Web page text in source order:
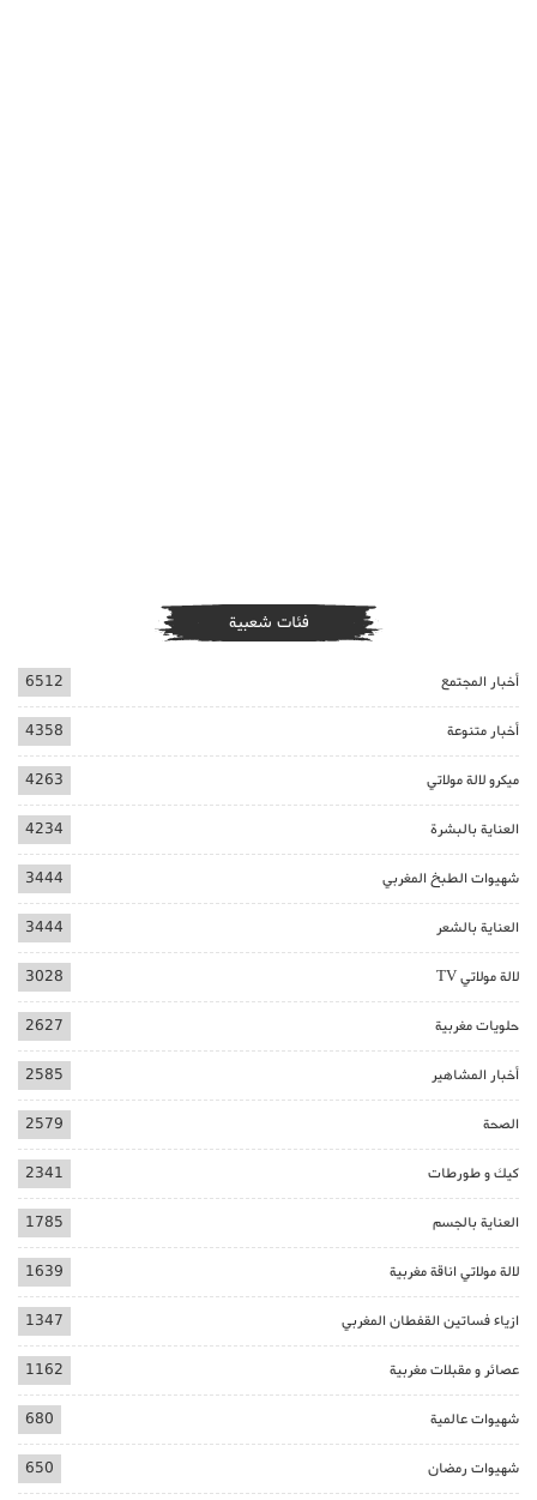
فئات شعبية
أخبار المجتمع 6512
أخبار متنوعة 4358
ميكرو لالة مولاتي 4263
العناية بالبشرة 4234
شهيوات الطبخ المغربي 3444
العناية بالشعر 3444
لالة مولاتي TV 3028
حلويات مغربية 2627
أخبار المشاهير 2585
الصحة 2579
كيك و طورطات 2341
العناية بالجسم 1785
لالة مولاتي اناقة مغربية 1639
ازياء فساتين القفطان المغربي 1347
عصائر و مقبلات مغربية 1162
شهيوات عالمية 680
شهيوات رمضان 650